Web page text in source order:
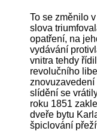
To se změnilo
slova
opatření, na
vydávání
vnitra tehdy
revolučního
znovuzavedení
slídění se
roku 1851
dveře bytu
špiclování